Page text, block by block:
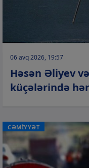
06 avq 2026, 19:57
Həsən Əliyev
küçələrində
CƏMİYYƏT